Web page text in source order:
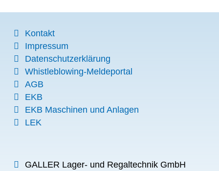
Kontakt
Impressum
Datenschutzerklärung
Whistleblowing-Meldeportal
AGB
EKB
EKB Maschinen und Anlagen
LEK
GALLER Lager- und Regaltechnik GmbH